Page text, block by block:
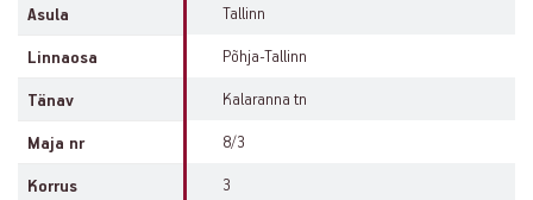
Asula Tallinn
Linnaosa Põhja-Tallinn
Tänav Kalaranna tn
Maja nr 8/3
Korrus 3